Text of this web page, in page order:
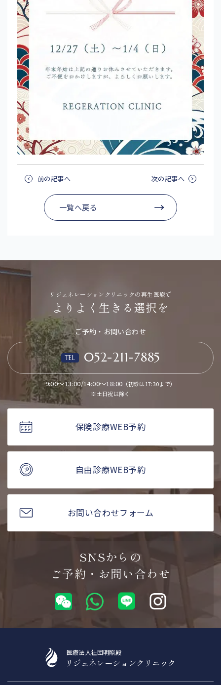
前の記事へ 次の記事へ
一覧へ戻る
WeChatから
リジェネレーションクリニックの再生医療で
よりよく生きる選択を
ご予約・お問い合わせ
TEL 052-211-7885
9:00～13:00/14:00～18:00 （初診は17:30まで）
※土日祝は除く
保険診療WEB予約
自由診療WEB予約
お問い合わせフォーム
SNSからの
ご予約・お問い合わせ
医療法人社団明照殿
リジェネレーションクリニック